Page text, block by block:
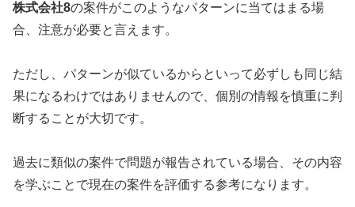
株式会社8の案件がこのようなパターンに当てはまる場
合、注意が必要と言えます。
ただし、パターンが似ているからといって必ずしも同じ結
果になるわけではありませんので、個別の情報を慎重に判
断することが大切です。
過去に類似の案件で問題が報告されている場合、その内容
を学ぶことで現在の案件を評価する参考になります。